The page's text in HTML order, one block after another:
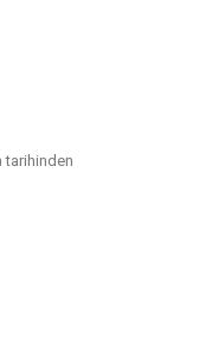
tarihinden